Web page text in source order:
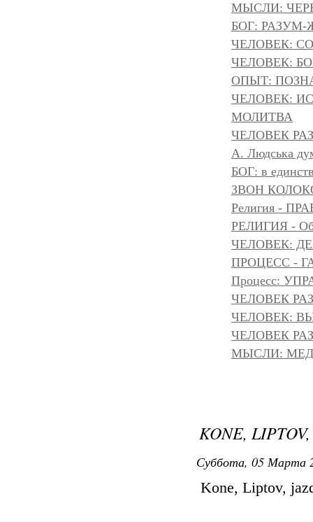
МЫСЛИ:
БОГ:
ЧЕЛОВЕК:
ЧЕЛОВЕК:
ОПЫТ:
ЧЕЛОВЕК:
МОЛИТВА
ЧЕЛОВЕК
A. Людська
БОГ: в
ЗВОН
Религия -
РЕЛИГИЯ -
ЧЕЛОВЕК:
ПРОЦЕСС -
Процесс:
ЧЕЛОВЕК
ЧЕЛОВЕК:
ЧЕЛОВЕК
МЫСЛИ:
KONE,
Суббота, 05 Марта
Kone, Liptov,